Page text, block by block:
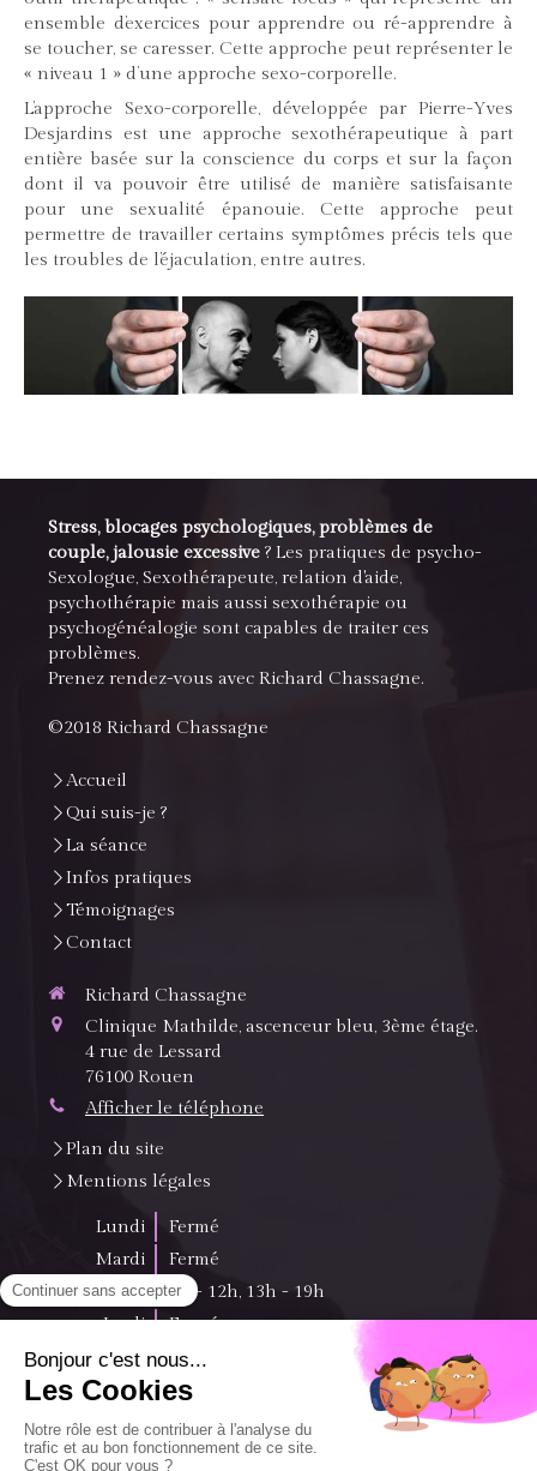
ensemble d’exercices pour apprendre ou ré-apprendre à
se toucher, se caresser. Cette approche peut représenter le
« niveau 1 » d’une approche sexo-corporelle.
L’approche Sexo-corporelle, développée par Pierre-Yves
Desjardins est une approche sexothérapeutique à part
entière basée sur la conscience du corps et sur la façon
dont il va pouvoir être utilisé de manière satisfaisante
pour une sexualité épanouie. Cette approche peut
permettre de travailler certains symptômes précis tels que
les troubles de l’éjaculation, entre autres.
Stress, blocages psychologiques, problèmes de
couple, jalousie excessive ? Les pratiques de psycho-
Sexologue, Sexothérapeute, relation d'aide,
psychothérapie mais aussi sexothérapie ou
psychogénéalogie sont capables de traiter ces
problèmes.
Prenez rendez-vous avec Richard Chassagne.
©2018 Richard Chassagne
Accueil
Qui suis-je ?
La séance
Infos pratiques
Témoignages
Contact
Richard Chassagne
Clinique Mathilde, ascenceur bleu, 3ème étage.
4 rue de Lessard
76100 Rouen
Afficher le téléphone
Plan du site
Mentions légales
Lundi
Fermé
Mardi
Fermé
Mercredi
9h - 12h, 13h - 19h
Jeudi
Fermé
Vendredi
Fermé
Samedi
Fermé
Dimanche
Fermé